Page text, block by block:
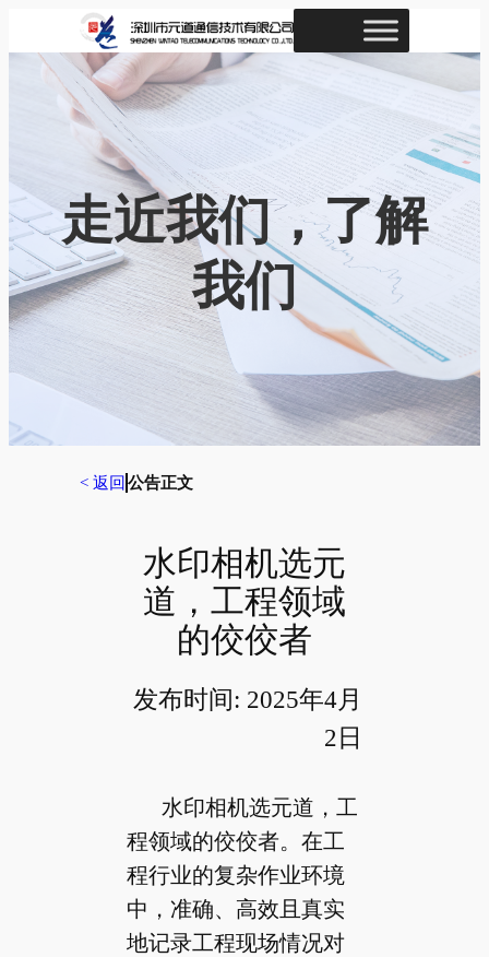
走近我们，了解
我们
< 返回 公告正文
水印相机选元
道，工程领域
的佼佼者
发布时间: 2025年4月
2日
水印相机选元道，工
程领域的佼佼者。在工
程行业的复杂作业环境
中，准确、高效且真实
地记录工程现场情况对